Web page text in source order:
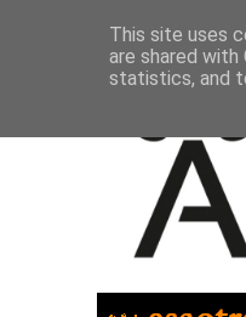
This site uses
are shared
statistics, and